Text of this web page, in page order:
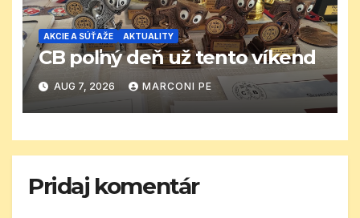
AKCIE A SÚŤAŽE AKTUALITY
CB poľný deň už tento víkend
AUG 7, 2026 MARCONI PE
Pridaj komentár